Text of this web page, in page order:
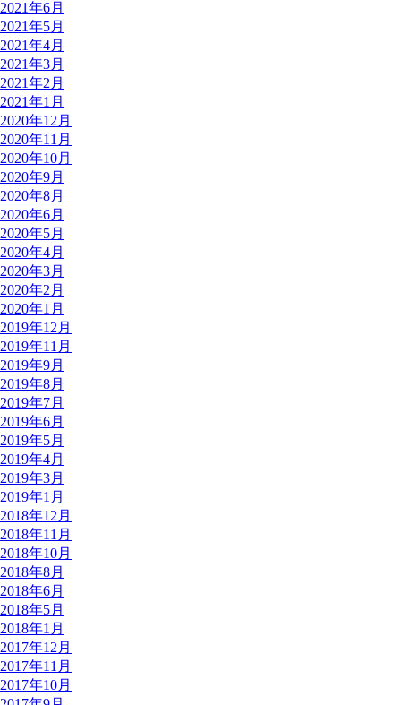
2021年6月
2021年5月
2021年4月
2021年3月
2021年2月
2021年1月
2020年12月
2020年11月
2020年10月
2020年9月
2020年8月
2020年6月
2020年5月
2020年4月
2020年3月
2020年2月
2020年1月
2019年12月
2019年11月
2019年9月
2019年8月
2019年7月
2019年6月
2019年5月
2019年4月
2019年3月
2019年1月
2018年12月
2018年11月
2018年10月
2018年8月
2018年6月
2018年5月
2018年1月
2017年12月
2017年11月
2017年10月